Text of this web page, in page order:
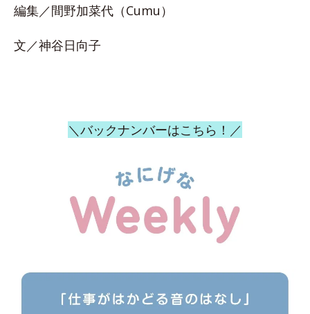
編集／間野加菜代（Cumu）
文／神谷日向子
＼バックナンバーはこちら！／